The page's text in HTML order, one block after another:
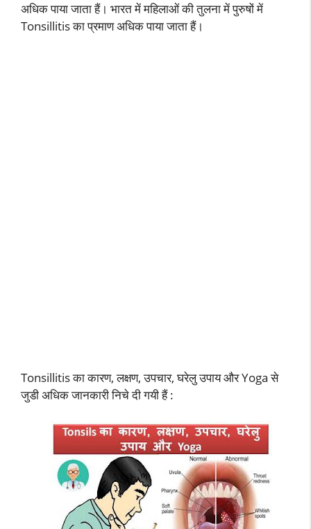
अधिक पाया जाता हैं। भारत में महिलाओं की तुलना में पुरुषों में
Tonsillitis का प्रमाण अधिक पाया जाता हैं।
Tonsillitis का कारण, लक्षण, उपचार, घरेलु उपाय और Yoga से
जुडी अधिक जानकारी निचे दी गयी हैं :